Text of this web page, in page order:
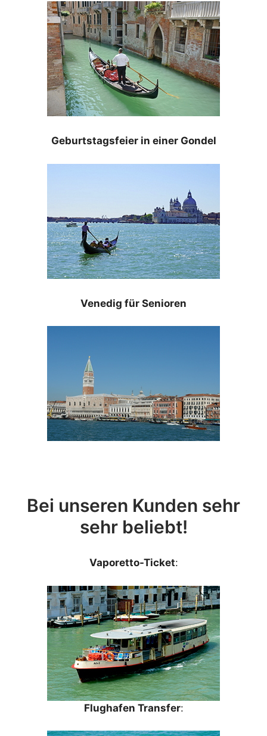
Geburtstagsfeier in einer Gondel
Venedig für Senioren
Bei unseren Kunden sehr
sehr beliebt!
Vaporetto-Ticket:
Flughafen Transfer: